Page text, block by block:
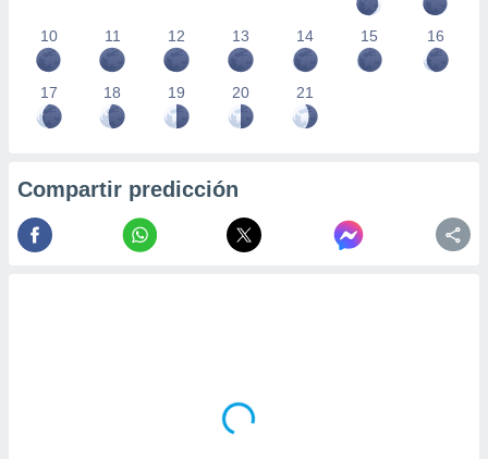
10 11 12 13 14 15 16
17 18 19 20 21
Compartir predicción